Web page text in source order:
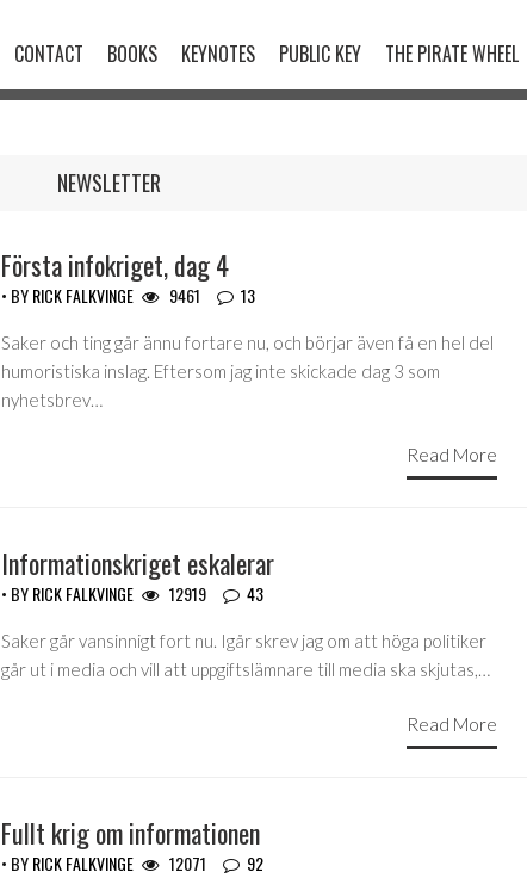
CONTACT BOOKS KEYNOTES PUBLIC KEY THE PIRATE WHEEL
NEWSLETTER
Första infokriget, dag 4
• BYRICK FALKVINGE 9461 13
Saker och ting går ännu fortare nu, och börjar även få en hel del
humoristiska inslag. Eftersom jag inte skickade dag 3 som
nyhetsbrev…
Read More
Informationskriget eskalerar
• BYRICK FALKVINGE 12919 43
Saker går vansinnigt fort nu. Igår skrev jag om att höga politiker
går ut i media och vill att uppgiftslämnare till media ska skjutas,…
Read More
Fullt krig om informationen
• BYRICK FALKVINGE 12071 92